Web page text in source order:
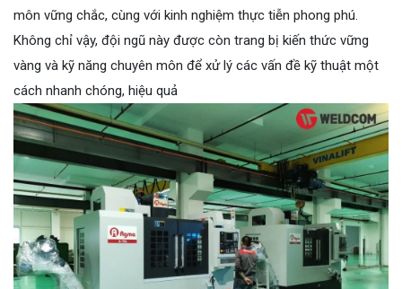
môn vững chắc, cùng với kinh nghiệm thực tiễn phong phú.
Không chỉ vậy, đội ngũ này được còn trang bị kiến thức vững
vàng và kỹ năng chuyên môn để xử lý các vấn đề kỹ thuật một
cách nhanh chóng, hiệu quả